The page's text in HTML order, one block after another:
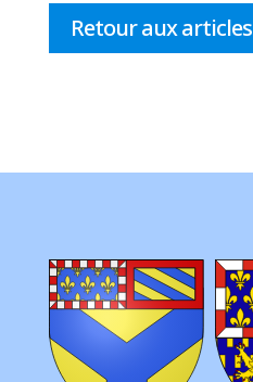
Retour aux articles